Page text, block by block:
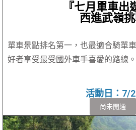
『七月單車出
西進武嶺
單車景點排名第一，也最適合騎單
好者享受最受國外車手喜愛的路線。
活動日：7/
尚未開通